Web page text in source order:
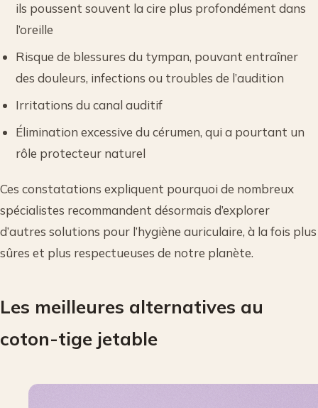
ils poussent souvent la cire plus profondément dans
l’oreille
Risque de blessures du tympan, pouvant entraîner
des douleurs, infections ou troubles de l’audition
Irritations du canal auditif
Élimination excessive du cérumen, qui a pourtant un
rôle protecteur naturel
Ces constatations expliquent pourquoi de nombreux
spécialistes recommandent désormais d’explorer
d’autres solutions pour l’hygiène auriculaire, à la fois plus
sûres et plus respectueuses de notre planète.
Les meilleures alternatives au
coton-tige jetable